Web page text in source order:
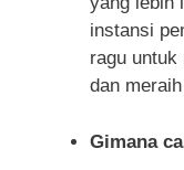
instansi
ragu untuk
dan
Gimana